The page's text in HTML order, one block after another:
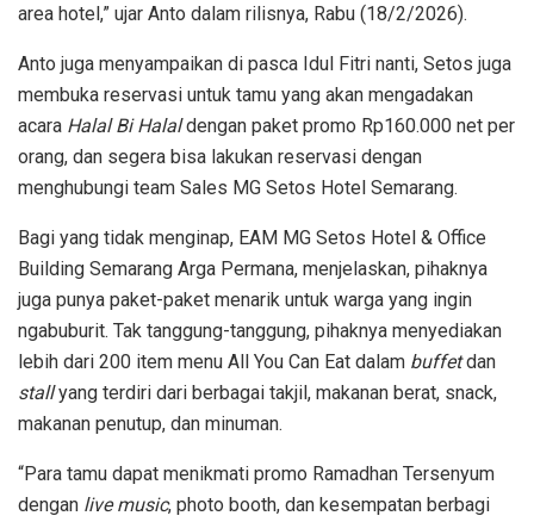
area hotel,” ujar Anto dalam rilisnya, Rabu (18/2/2026).
Anto juga menyampaikan di pasca Idul Fitri nanti, Setos juga
membuka reservasi untuk tamu yang akan mengadakan
acara Halal Bi Halaldengan paket promo Rp160.000 net per
orang, dan segera bisa lakukan reservasi dengan
menghubungi team Sales MG Setos Hotel Semarang.
Bagi yang tidak menginap, EAM MG Setos Hotel & Office
Building Semarang Arga Permana, menjelaskan, pihaknya
juga punya paket-paket menarik untuk warga yang ingin
ngabuburit. Tak tanggung-tanggung, pihaknya menyediakan
lebih dari 200 item menu All You Can Eat dalam buffetdan
stallyang terdiri dari berbagai takjil, makanan berat, snack,
makanan penutup, dan minuman.
“Para tamu dapat menikmati promo Ramadhan Tersenyum
dengan live music, photo booth, dan kesempatan berbagi